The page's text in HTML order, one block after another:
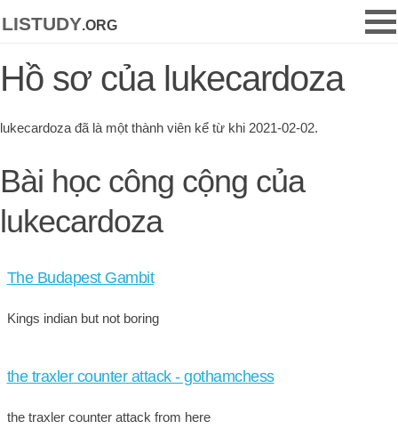
listudy.org
Hồ sơ của lukecardoza
lukecardoza đã là một thành viên kể từ khi 2021-02-02.
Bài học công cộng của
lukecardoza
The Budapest Gambit
Kings indian but not boring
the traxler counter attack - gothamchess
the traxler counter attack from here